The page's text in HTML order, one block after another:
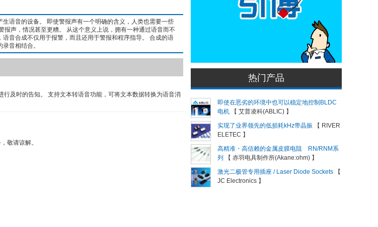
语音的设备。 即使警报声有一个明确的含义，人类也需要一些
报声，情况甚至更糟。 从这个意义上说，拥有一种通过语音而不
音合成不仅用于报警，而且还用于警报和程序指导。 合成的语
音相结合。
及时的告知。 支持文本转语音功能，可将文本数据转换为语音消
敬请谅解。
热门产品
即使在恶劣的环境中也可以稳定地控制BLDC
电机
【 艾普凌科(ABLIC) 】
实现了业界领先的低损耗kHz带晶振
【 RIVER
ELETEC 】
高精准・高信赖的金属皮膜电阻 RN/RNM系
列
【 赤羽电具制作所(Akane:ohm) 】
激光二极管专用插座 / Laser Diode Sockets
【
JC Electronics 】